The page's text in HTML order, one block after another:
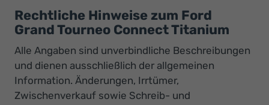
Rechtliche Hinweise zum Ford
Grand Tourneo Connect Titanium
Alle Angaben sind unverbindliche Beschreibungen
und dienen ausschließlich der allgemeinen
Information. Änderungen, Irrtümer,
Zwischenverkauf sowie Schreib- und